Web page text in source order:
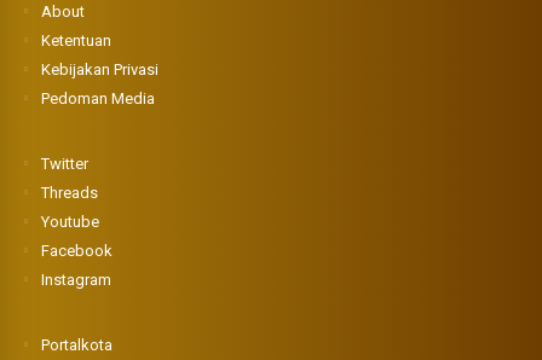
About
Ketentuan
Kebijakan Privasi
Pedoman Media
Twitter
Threads
Youtube
Facebook
Instagram
Portalkota